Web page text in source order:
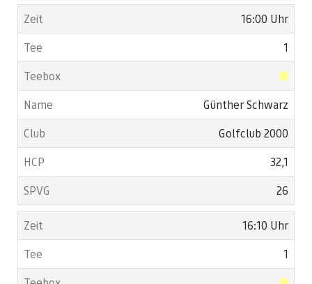
16:00 Uhr
1
Günther Schwarz
Golfclub 2000
32,1
26
16:10 Uhr
1